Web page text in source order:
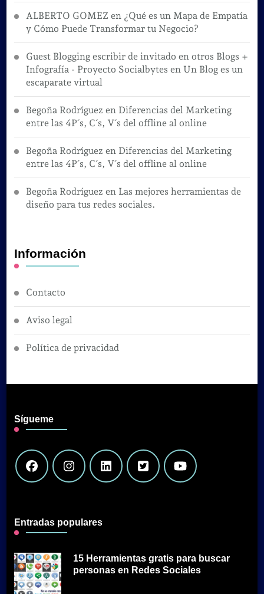
ALBERTO GOMEZ en ¿Qué es un Mapa de Empatía
y Cómo Puede Transformar tu Negocio?
Guest Blogging escribir de invitado en otros Blogs +
Infografía - Proyecto Socialbytes en Un Blog es un
escaparate virtual
Begoña Rodríguez en Diferencias del Marketing
entre las 4P´s, C´s, V´s del offline al online
Begoña Rodríguez en Diferencias del Marketing
entre las 4P´s, C´s, V´s del offline al online
Begoña Rodríguez en Las mejores herramientas de
diseño para tus redes sociales.
Información
Contacto
Aviso legal
Política de privacidad
Sígueme
Entradas populares
15 Herramientas gratis para buscar
personas en Redes Sociales